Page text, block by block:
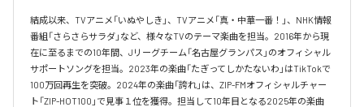
結成以来、TVアニメ「いぬやしき」、TVアニメ「真・中華一番！」、NHK情報
番組「さらさらサラダ」など、様々なTVのテーマ楽曲を担当。2016年から現
在に至るまでの10年間、Jリーグチーム「名古屋グランパス」のオフィシャル
サポートソングを担当。2023年の楽曲「たぎってしかたないわ」はTikTokで
100万回再生を突破。2024年の楽曲「誇れ」は、ZIP-FMオフィシャルチャー
ト「ZIP-HOT100」で見事１位を獲得。担当して10年目となる2025年の楽曲